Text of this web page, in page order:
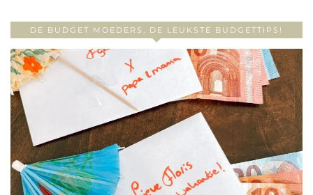
DE BUDGET MOEDERS, DE LEUKSTE BUDGETTIPS!